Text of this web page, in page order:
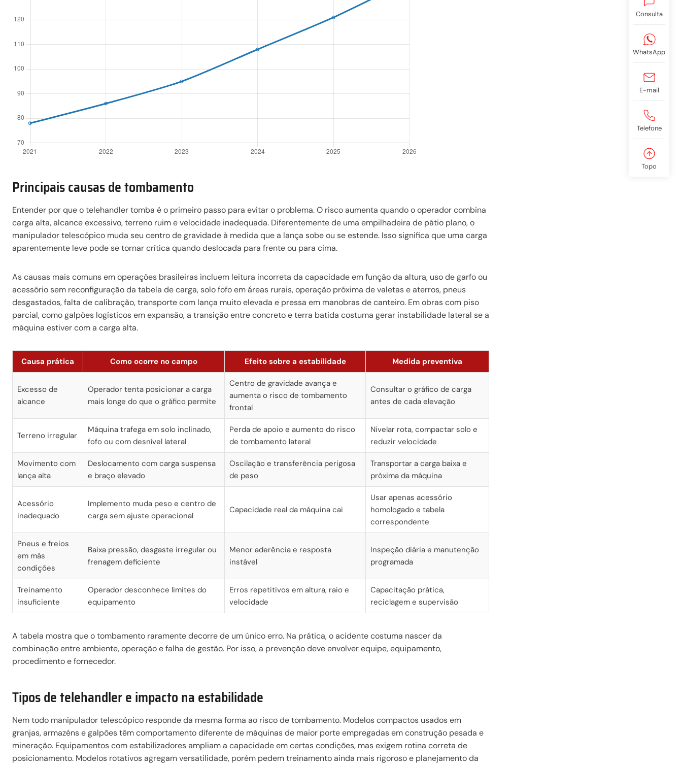
Principais causas de tombamento
Entender por que o telehandler tomba é o primeiro passo para evitar o problema. O risco aumenta quando o operador combina
carga alta, alcance excessivo, terreno ruim e velocidade inadequada. Diferentemente de uma empilhadeira de pátio plano, o
manipulador telescópico muda seu centro de gravidade à medida que a lança sobe ou se estende. Isso significa que uma carga
aparentemente leve pode se tornar crítica quando deslocada para frente ou para cima.
As causas mais comuns em operações brasileiras incluem leitura incorreta da capacidade em função da altura, uso de garfo ou
acessório sem reconfiguração da tabela de carga, solo fofo em áreas rurais, operação próxima de valetas e aterros, pneus
desgastados, falta de calibração, transporte com lança muito elevada e pressa em manobras de canteiro. Em obras com piso
parcial, como galpões logísticos em expansão, a transição entre concreto e terra batida costuma gerar instabilidade lateral se a
máquina estiver com a carga alta.
Causa prática Como ocorre no campo Efeito sobre a estabilidade Medida preventiva
Excesso de
alcance
Operador tenta posicionar a carga
mais longe do que o gráfico permite
Centro de gravidade avança e
aumenta o risco de tombamento
frontal
Consultar o gráfico de carga
antes de cada elevação
Terreno irregular
Máquina trafega em solo inclinado,
fofo ou com desnível lateral
Perda de apoio e aumento do risco
de tombamento lateral
Nivelar rota, compactar solo e
reduzir velocidade
Movimento com
lança alta
Deslocamento com carga suspensa
e braço elevado
Oscilação e transferência perigosa
de peso
Transportar a carga baixa e
próxima da máquina
Acessório
inadequado
Implemento muda peso e centro de
carga sem ajuste operacional
Capacidade real da máquina cai
Usar apenas acessório
homologado e tabela
correspondente
Pneus e freios
em más
condições
Baixa pressão, desgaste irregular ou
frenagem deficiente
Menor aderência e resposta
instável
Inspeção diária e manutenção
programada
Treinamento
insuficiente
Operador desconhece limites do
equipamento
Erros repetitivos em altura, raio e
velocidade
Capacitação prática,
reciclagem e supervisão
A tabela mostra que o tombamento raramente decorre de um único erro. Na prática, o acidente costuma nascer da
combinação entre ambiente, operação e falha de gestão. Por isso, a prevenção deve envolver equipe, equipamento,
procedimento e fornecedor.
Tipos de telehandler e impacto na estabilidade
Nem todo manipulador telescópico responde da mesma forma ao risco de tombamento. Modelos compactos usados em
granjas, armazéns e galpões têm comportamento diferente de máquinas de maior porte empregadas em construção pesada e
mineração. Equipamentos com estabilizadores ampliam a capacidade em certas condições, mas exigem rotina correta de
posicionamento. Modelos rotativos agregam versatilidade, porém pedem treinamento ainda mais rigoroso e planejamento da
Consulta
WhatsApp
E-mail
Telefone
Topo